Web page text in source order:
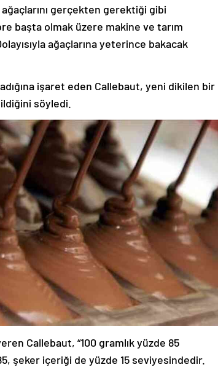
ağaçlarını gerçekten gerektiği gibi
başta olmak üzere makine ve tarım
ağaçlarına yeterince bakacak
işaret eden Callebaut, yeni dikilen bir
söyledi.
Callebaut, “100 gramlık yüzde 85
şeker içeriği de yüzde 15 seviyesindedir.